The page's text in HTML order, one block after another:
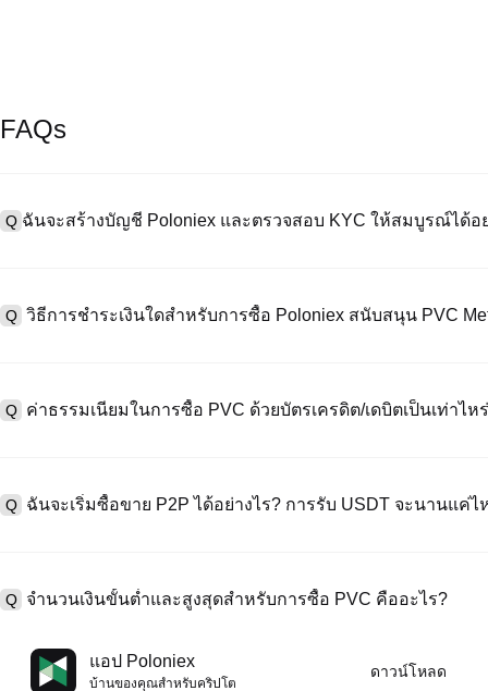
FAQs
Q ฉันจะสร้างบัญชี Poloniex และตรวจสอบ KYC ให้สมบูรณ์ได้อ
"ความปลอดภัย" อัปโหลดเอกสาร Id ที่ถูกต้องของคุณ และถ่ายเซลฟี่เ
Q วิธีการชำระเงินใดสำหรับการซื้อ Poloniex สนับสนุน PVC
ซื้อขาย OTC สำหรับธุรกรรมขนาดใหญ่เกิน 100,000 USD พร้อมใบเสนอ
Q ค่าธรรมเนียมในการซื้อ PVC ด้วยบัตรเครดิต/เดบิตเป็นเท่าไห
การซื้อขายแบบสปอตมาตรฐาน (ต่ำถึง 0.05%) ใช้กับการซื้อขาย PVC/
Q ฉันจะเริ่มซื้อขาย P2P ได้อย่างไร? การรับ USDT จะนานแค่ไ
กับวิธีการชำระเงินและเวลาตอบสนองของผู้ขาย
Q จำนวนเงินขั้นต่ำและสูงสุดสำหรับการซื้อ PVC คืออะไร?
ขีดจำกัดขั้นต่ำและสูงสุดแตกต่างกันขึ้นอยู่กับวิธีการซื้อและระดับการ
ดอลลาร์โดยสูงสุดขึ้นอยู่กับผู้ให้บริการ ผู้ขาย P2P ส่วนใหญ่มีข้อกำหนดก
แอป Poloniex
บ้านของคุณสําหรับคริปโต
ดาวน์โหลด